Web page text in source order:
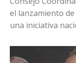
el lanzamiento de
una iniciativa